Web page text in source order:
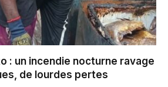
: un incendie nocturne ravage
de lourdes pertes